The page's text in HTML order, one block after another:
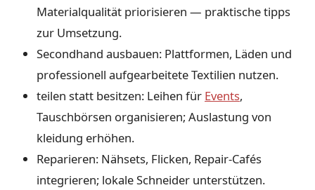
Materialqualität priorisieren — praktische tipps
zur Umsetzung.
Secondhand ausbauen: Plattformen, Läden und
professionell aufgearbeitete Textilien nutzen.
teilen statt besitzen: Leihen für Events,
Tauschbörsen organisieren; Auslastung von
kleidung erhöhen.
Reparieren: Nähsets, Flicken, Repair-Cafés
integrieren; lokale Schneider unterstützen.